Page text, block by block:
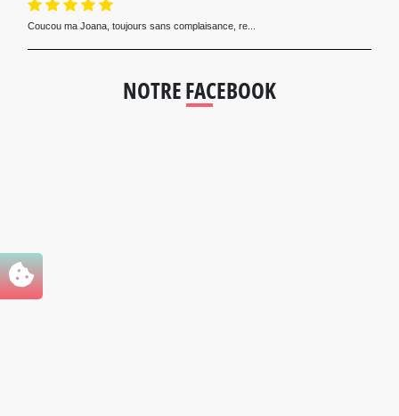
Coucou ma Joana, toujours sans complaisance, re...
NOTRE FACEBOOK